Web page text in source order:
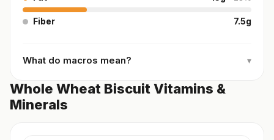
Fiber 7.5g
What do macros mean? ▾
Whole Wheat Biscuit Vitamins &
Minerals